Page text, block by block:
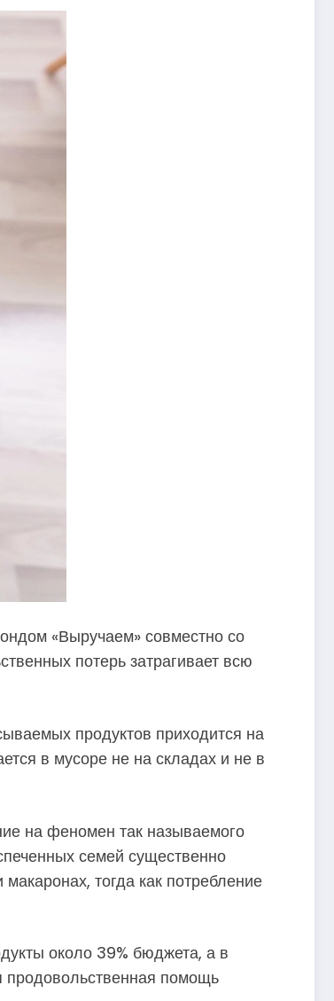
«Выручаем» совместно со
потерь затрагивает всю
продуктов приходится на
в мусоре не на складах и не в
на феномен так называемого
семей существенно
тогда как потребление
около 39% бюджета, а в
продовольственная помощь